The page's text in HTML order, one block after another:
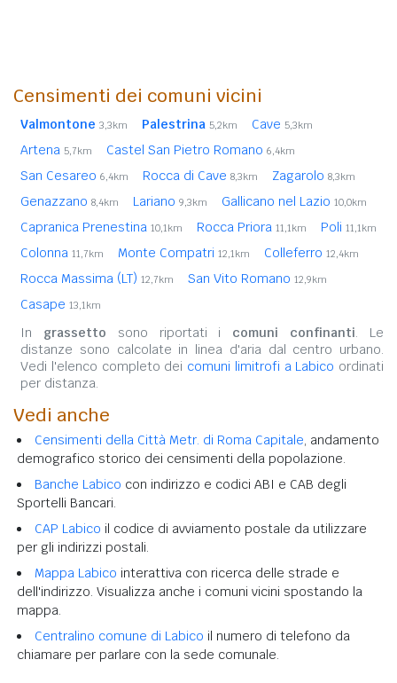
Censimenti dei comuni vicini
Valmontone 3,3km Palestrina 5,2km Cave 5,3km
Artena 5,7km Castel San Pietro Romano 6,4km
San Cesareo 6,4km Rocca di Cave 8,3km Zagarolo 8,3km
Genazzano 8,4km Lariano 9,3km Gallicano nel Lazio 10,0km
Capranica Prenestina 10,1km Rocca Priora 11,1km Poli 11,1km
Colonna 11,7km Monte Compatri 12,1km Colleferro 12,4km
Rocca Massima (LT) 12,7km San Vito Romano 12,9km
Casape 13,1km
In grassetto sono riportati i comuni confinanti. Le
distanze sono calcolate in linea d'aria dal centro urbano.
Vedi l'elenco completo dei comuni limitrofi a Labico ordinati
per distanza.
Vedi anche
Censimenti della Città Metr. di Roma Capitale, andamento
demografico storico dei censimenti della popolazione.
Banche Labico con indirizzo e codici ABI e CAB degli
Sportelli Bancari.
CAP Labico il codice di avviamento postale da utilizzare
per gli indirizzi postali.
Mappa Labico interattiva con ricerca delle strade e
dell'indirizzo. Visualizza anche i comuni vicini spostando la
mappa.
Centralino comune di Labico il numero di telefono da
chiamare per parlare con la sede comunale.